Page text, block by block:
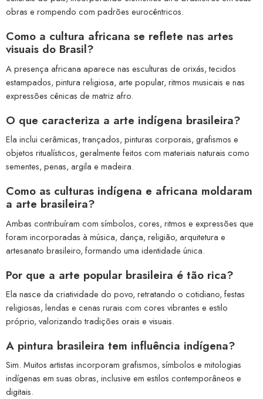
obras e rompendo com padrões eurocêntricos.
Como a cultura africana se reflete nas artes
visuais do Brasil?
A presença africana aparece nas esculturas de orixás, tecidos
estampados, pintura religiosa, arte popular, ritmos musicais e nas
expressões cênicas de matriz afro.
O que caracteriza a arte indígena brasileira?
Ela inclui cerâmicas, trançados, pinturas corporais, grafismos e
objetos ritualísticos, geralmente feitos com materiais naturais como
sementes, penas, argila e madeira.
Como as culturas indígena e africana moldaram
a arte brasileira?
Ambas contribuíram com símbolos, cores, ritmos e expressões que
foram incorporadas à música, dança, religião, arquitetura e
artesanato brasileiro, formando uma identidade única.
Por que a arte popular brasileira é tão rica?
Ela nasce da criatividade do povo, retratando o cotidiano, festas
religiosas, lendas e cenas rurais com cores vibrantes e estilo
próprio, valorizando tradições orais e visuais.
A pintura brasileira tem influência indígena?
Sim. Muitos artistas incorporam grafismos, símbolos e mitologias
indígenas em suas obras, inclusive em estilos contemporâneos e
digitais.